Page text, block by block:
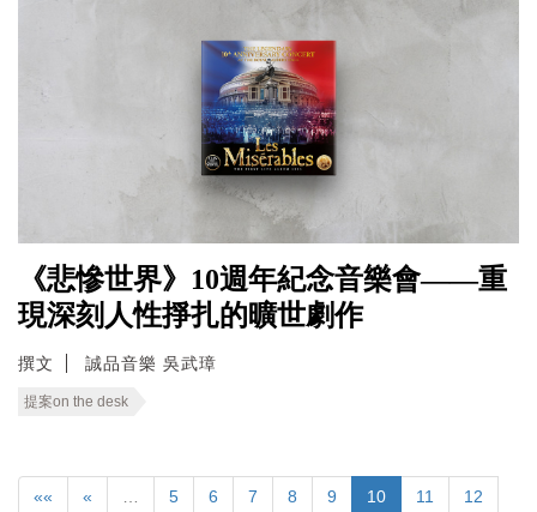
《悲慘世界》10週年紀念音樂會——重
現深刻人性掙扎的曠世劇作
撰文 誠品音樂 吳武璋
提案on the desk
«« « 5 6 7 8 9 10 11 12